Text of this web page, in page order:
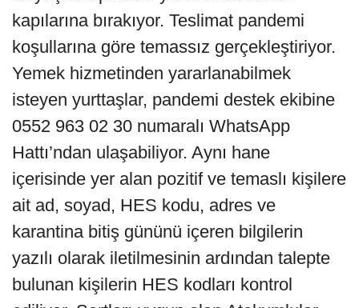
kapılarına bırakıyor. Teslimat pandemi
koşullarına göre temassız gerçekleştiriyor.
Yemek hizmetinden yararlanabilmek
isteyen yurttaşlar, pandemi destek ekibine
0552 963 02 30 numaralı WhatsApp
Hattı’ndan ulaşabiliyor. Aynı hane
içerisinde yer alan pozitif ve temaslı kişilere
ait ad, soyad, HES kodu, adres ve
karantina bitiş gününü içeren bilgilerin
yazılı olarak iletilmesinin ardından talepte
bulunan kişilerin HES kodları kontrol